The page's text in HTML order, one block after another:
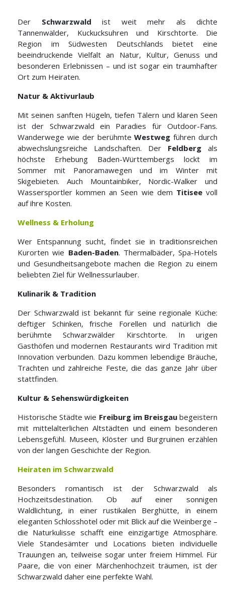
Der Schwarzwald ist weit mehr als dichte
Tannenwälder, Kuckucksuhren und Kirschtorte. Die
Region im Südwesten Deutschlands bietet eine
beeindruckende Vielfalt an Natur, Kultur, Genuss und
besonderen Erlebnissen – und ist sogar ein traumhafter
Ort zum Heiraten.
Natur & Aktivurlaub
Mit seinen sanften Hügeln, tiefen Tälern und klaren Seen
ist der Schwarzwald ein Paradies für Outdoor-Fans.
Wanderwege wie der berühmteWestweg führen durch
abwechslungsreiche Landschaften. Der Feldberg als
höchste Erhebung Baden-Württembergs lockt im
Sommer mit Panoramawegen und im Winter mit
Skigebieten. Auch Mountainbiker, Nordic-Walker und
Wassersportler kommen an Seen wie dem Titiseevoll
auf ihre Kosten.
Wellness & Erholung
Wer Entspannung sucht, findet sie in traditionsreichen
Kurorten wie Baden-Baden. Thermalbäder, Spa-Hotels
und Gesundheitsangebote machen die Region zu einem
beliebten Ziel für Wellnessurlauber.
Kulinarik & Tradition
Der Schwarzwald ist bekannt für seine regionale Küche:
deftiger Schinken, frische Forellen und natürlich die
berühmte Schwarzwälder Kirschtorte. In urigen
Gasthöfen und modernen Restaurants wird Tradition mit
Innovation verbunden. Dazu kommen lebendige Bräuche,
Trachten und zahlreiche Feste, die das ganze Jahr über
stattfinden.
Kultur & Sehenswürdigkeiten
Historische Städte wie Freiburg im Breisgaubegeistern
mit mittelalterlichen Altstädten und einem besonderen
Lebensgefühl. Museen, Klöster und Burgruinen erzählen
von der langen Geschichte der Region.
Heiraten im Schwarzwald
Besonders romantisch ist der Schwarzwald als
Hochzeitsdestination. Ob auf einer sonnigen
Waldlichtung, in einer rustikalen Berghütte, in einem
eleganten Schlosshotel oder mit Blick auf die Weinberge –
die Naturkulisse schafft eine einzigartige Atmosphäre.
Viele Standesämter und Locations bieten individuelle
Trauungen an, teilweise sogar unter freiem Himmel. Für
Paare, die von einer Märchenhochzeit träumen, ist der
Schwarzwald daher eine perfekte Wahl.